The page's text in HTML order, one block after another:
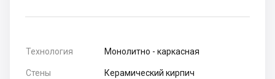
Технология Монолитно - каркасная
Стены Керамический кирпич